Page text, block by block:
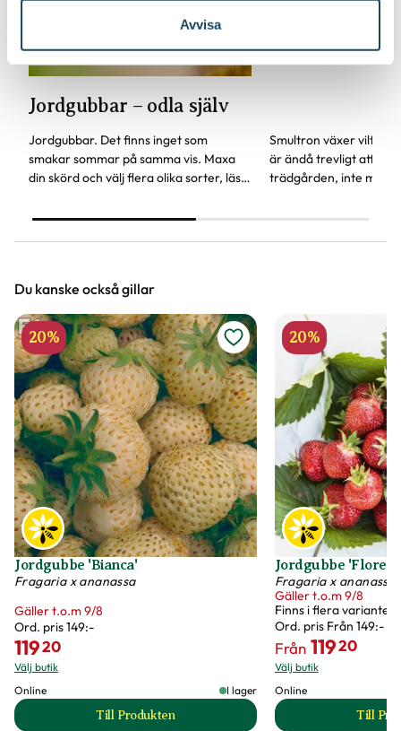
Avvisa
Remonterande
Certifiering E-planta Vad betyder märkningen?
Ursprung Kulturursprung
Art nr 263134
Jordgubbar – odla själv
Jordgubbar. Det finns inget som
smakar sommar på samma vis. Maxa
din skörd och välj flera olika sorter, läs
i det ska vi frossa.
Smultron växer vilt i
är ändå trevligt att ha
trädgården, inte minst
smultronkulle, eller
Du kanske också gillar
20%
Jordgubbe 'Bianca'
Fragaria x ananassa
Gäller t.o.m 9/8
Ord. pris149:-
11920
Välj butik
Online
I lager
Till Produkten
till Jordgubbe 'Bianca' produktsida
20%
Jordgubbe
Fragaria x ananassa
Gäller t.o.m 9/8
Finns i flera varianter
Ord. pris Från 149:-
Från 11920
Välj butik
Online
Till